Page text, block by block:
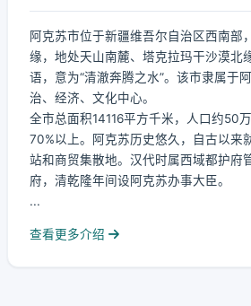
阿克苏市位于新疆维吾尔自治区西南部
缘，地处天山南麓、塔克拉玛干沙漠北
语，意为“清澈奔腾之水”。该市隶属于
治、经济、文化中心。
全市总面积14116平方千米，人口约50
70%以上。阿克苏历史悠久，自古以来
站和商贸集散地。汉代时属西域都护府
府，清乾隆年间设阿克苏办事大臣。
...
查看更多介绍